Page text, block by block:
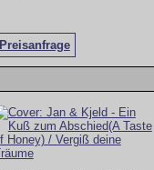
Preisanfrage